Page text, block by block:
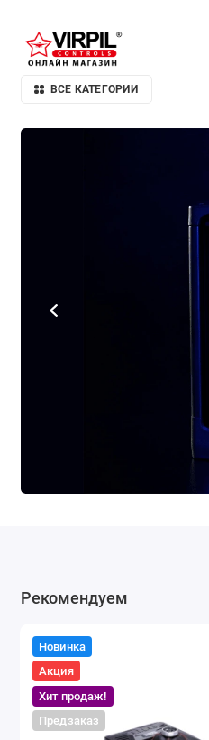
ВСЕ КАТЕГОРИИ
Рекомендуем
Новинка
Акция
Хит продаж!
Предзаказ